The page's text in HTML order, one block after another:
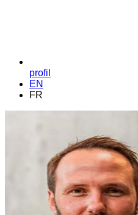
profil
EN
FR